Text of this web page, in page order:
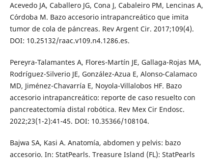
Acevedo JA, Caballero JG, Cona J, Cabaleiro PM, Lencinas A,
Córdoba M. Bazo accesorio intrapancreático que imita
tumor de cola de páncreas. Rev Argent Cir. 2017;109(4).
DOI: 10.25132/raac.v109.n4.1286.es.
Pereyra-Talamantes A, Flores-Martín JE, Gallaga-Rojas MA,
Rodríguez-Silverio JE, González-Azua E, Alonso-Calamaco
MD, Jiménez-Chavarría E, Noyola-Villalobos HF. Bazo
accesorio intrapancreático: reporte de caso resuelto con
pancreatectomía distal robótica. Rev Mex Cir Endosc.
2022;23(1-2):41-45. DOI: 10.35366/108104.
Bajwa SA, Kasi A. Anatomía, abdomen y pelvis: bazo
accesorio. In: StatPearls. Treasure Island (FL): StatPearls